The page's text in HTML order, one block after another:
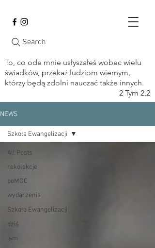
Search
To, co ode mnie usłyszałeś wobec wielu
świadków, przekaż ludziom wiernym,
którzy będą zdolni nauczać także innych.
2 Tym 2,2
NEWS
All Posts
rekolekcje
poMOC
wydarzenia
Szkoła Ewangelizacji
dziś
jsm
Szkoła Ewangelizacji